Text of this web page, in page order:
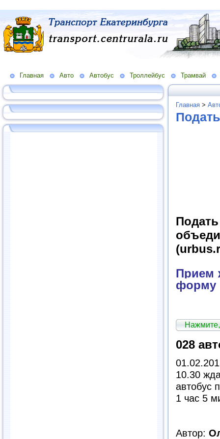
Главная Авто Автобус Троллейбус Трамвай
Главная >
Прием
форму
028
10.30
автобус
1 час 5
Автор: